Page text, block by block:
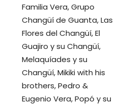
Familia Vera, Grupo
Changüí de Guanta, Las
Flores del Changüí, El
Guajiro y su Changüí,
Melaquíades y su
Changüí, Mikiki with his
brothers, Pedro &
Eugenio Vera, Popó y su